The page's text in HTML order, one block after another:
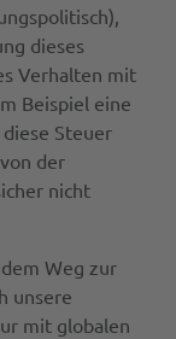
dieses
Verhalten mit
Beispiel eine
Steuer
der
nicht
Weg zur
unsere
mit globalen